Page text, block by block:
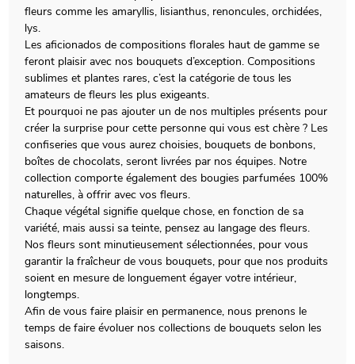
fleurs comme les amaryllis, lisianthus, renoncules, orchidées,
lys.
Les aficionados de compositions florales haut de gamme se
feront plaisir avec nos bouquets d’exception. Compositions
sublimes et plantes rares, c’est la catégorie de tous les
amateurs de fleurs les plus exigeants.
Et pourquoi ne pas ajouter un de nos multiples présents pour
créer la surprise pour cette personne qui vous est chère ? Les
confiseries que vous aurez choisies, bouquets de bonbons,
boîtes de chocolats, seront livrées par nos équipes. Notre
collection comporte également des bougies parfumées 100%
naturelles, à offrir avec vos fleurs.
Chaque végétal signifie quelque chose, en fonction de sa
variété, mais aussi sa teinte, pensez au langage des fleurs.
Nos fleurs sont minutieusement sélectionnées, pour vous
garantir la fraîcheur de vous bouquets, pour que nos produits
soient en mesure de longuement égayer votre intérieur,
longtemps.
Afin de vous faire plaisir en permanence, nous prenons le
temps de faire évoluer nos collections de bouquets selon les
saisons.